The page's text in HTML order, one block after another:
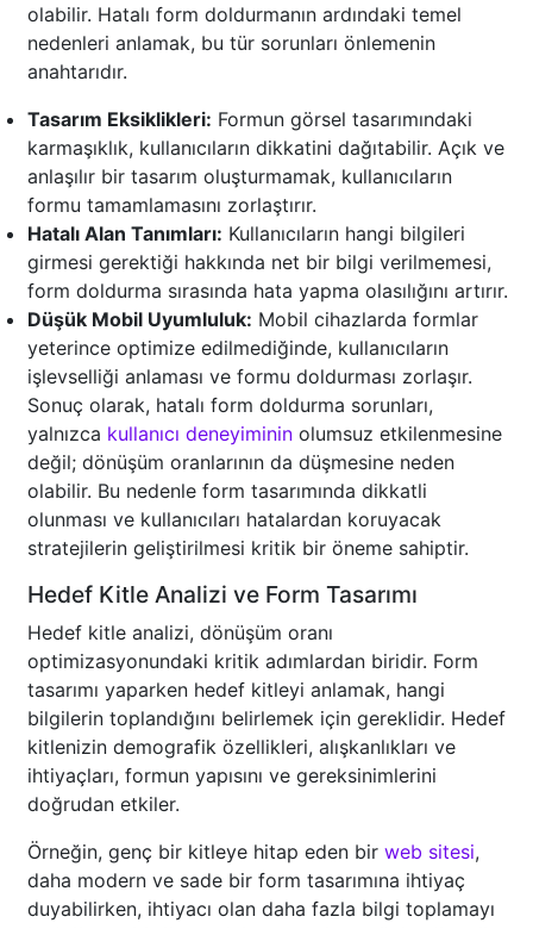
olabilir. Hatalı form doldurmanın ardındaki temel
nedenleri anlamak, bu tür sorunları önlemenin
anahtarıdır.
Tasarım Eksiklikleri: Formun görsel tasarımındaki
karmaşıklık, kullanıcıların dikkatini dağıtabilir. Açık ve
anlaşılır bir tasarım oluşturmamak, kullanıcıların
formu tamamlamasını zorlaştırır.
Hatalı Alan Tanımları: Kullanıcıların hangi bilgileri
girmesi gerektiği hakkında net bir bilgi verilmemesi,
form doldurma sırasında hata yapma olasılığını artırır.
Düşük Mobil Uyumluluk: Mobil cihazlarda formlar
yeterince optimize edilmediğinde, kullanıcıların
işlevselliği anlaması ve formu doldurması zorlaşır.
Sonuç olarak, hatalı form doldurma sorunları,
yalnızca kullanıcı deneyiminin olumsuz etkilenmesine
değil; dönüşüm oranlarının da düşmesine neden
olabilir. Bu nedenle form tasarımında dikkatli
olunması ve kullanıcıları hatalardan koruyacak
stratejilerin geliştirilmesi kritik bir öneme sahiptir.
Hedef Kitle Analizi ve Form Tasarımı
Hedef kitle analizi, dönüşüm oranı
optimizasyonundaki kritik adımlardan biridir. Form
tasarımı yaparken hedef kitleyi anlamak, hangi
bilgilerin toplandığını belirlemek için gereklidir. Hedef
kitlenizin demografik özellikleri, alışkanlıkları ve
ihtiyaçları, formun yapısını ve gereksinimlerini
doğrudan etkiler.
Örneğin, genç bir kitleye hitap eden bir web sitesi,
daha modern ve sade bir form tasarımına ihtiyaç
duyabilirken, ihtiyacı olan daha fazla bilgi toplamayı